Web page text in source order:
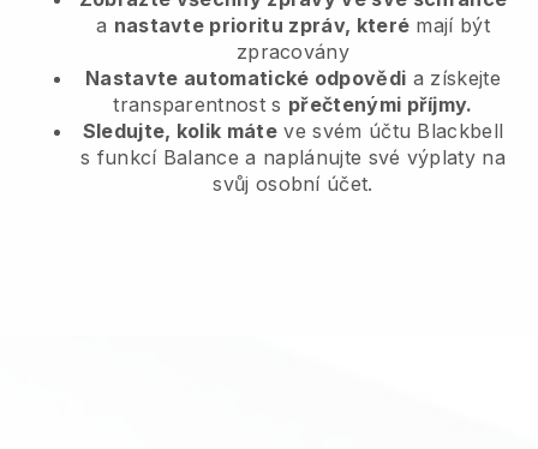
a nastavte prioritu zpráv, které mají být
zpracovány
Nastavte automatické odpovědi a získejte
transparentnost s přečtenými příjmy.
Sledujte, kolik máte ve svém účtu Blackbell
s funkcí Balance a naplánujte své výplaty na
svůj osobní účet.